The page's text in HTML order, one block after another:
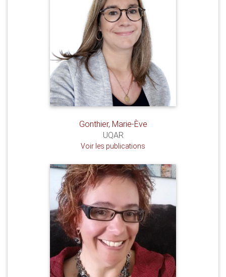
Gonthier, Marie-Ève
UQAR
Voir les publications